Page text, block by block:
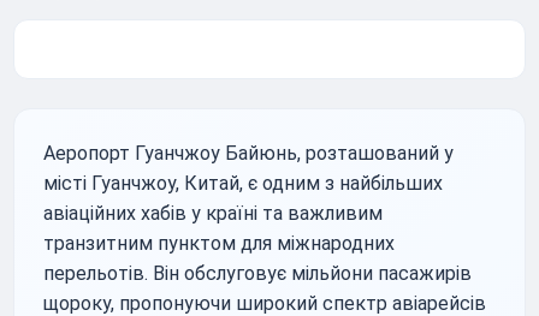
Аеропорт Гуанчжоу Байюнь, розташований у
місті Гуанчжоу, Китай, є одним з найбільших
авіаційних хабів у країні та важливим
транзитним пунктом для міжнародних
перельотів. Він обслуговує мільйони пасажирів
щороку, пропонуючи широкий спектр авіарейсів